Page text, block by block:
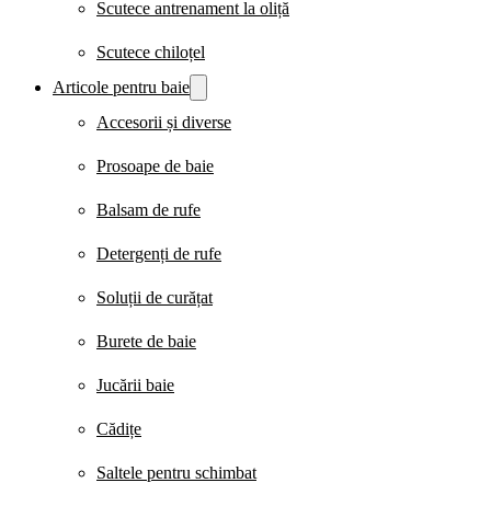
Scutece antrenament la oliță
Scutece chiloțel
Articole pentru baie
Accesorii și diverse
Prosoape de baie
Balsam de rufe
Detergenți de rufe
Soluții de curățat
Burete de baie
Jucării baie
Cădițe
Saltele pentru schimbat